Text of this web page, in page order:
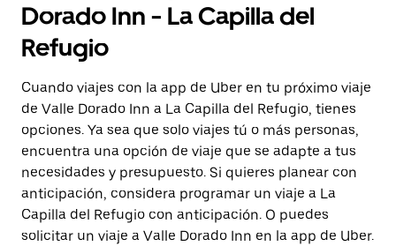
Dorado Inn - La Capilla del
Refugio
Cuando viajes con la app de Uber en tu próximo viaje
de Valle Dorado Inn a La Capilla del Refugio, tienes
opciones. Ya sea que solo viajes tú o más personas,
encuentra una opción de viaje que se adapte a tus
necesidades y presupuesto. Si quieres planear con
anticipación, considera programar un viaje a La
Capilla del Refugio con anticipación. O puedes
solicitar un viaje a Valle Dorado Inn en la app de Uber.